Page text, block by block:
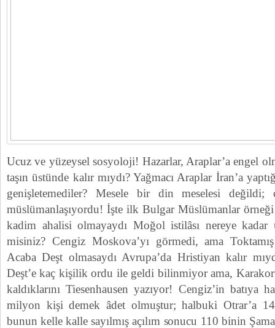
Ucuz ve yüzeysel sosyoloji! Hazarlar, Araplar’a engel
taşın üstünde kalır mıydı? Yağmacı Araplar İran’a
genişletemediler? Mesele bir din meselesi değildi;
müslümanlaşıyordu! İşte ilk Bulgar Müslümanlar
kadim ahalisi olmayaydı Moğol istilâsı nereye kadar
misiniz? Cengiz Moskova’yı görmedi, ama
Acaba Deşt olmasaydı Avrupa’da Hristiyan kalır
Deşt’e kaç kişilik ordu ile geldi bilinmiyor ama,
kaldıklarını Tiesenhausen yazıyor! Cengiz’in batıya
milyon kişi demek âdet olmuştur; halbuki Otrar’a
bunun kelle kalle sayılmış açılım sonucu 110 binin